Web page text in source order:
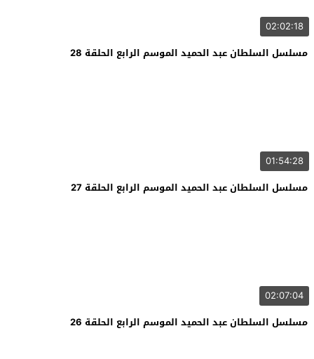
02:02:18
مسلسل السلطان عبد الحميد الموسم الرابع الحلقة 28
01:54:28
مسلسل السلطان عبد الحميد الموسم الرابع الحلقة 27
02:07:04
مسلسل السلطان عبد الحميد الموسم الرابع الحلقة 26